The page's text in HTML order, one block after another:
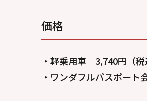
価格
・軽乗用車 3,740円（税
・ワンダフルパスポー